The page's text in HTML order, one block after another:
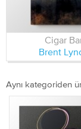
Cigar
Brent
Aynı kategoriden